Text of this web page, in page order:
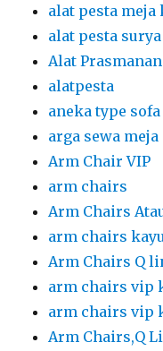
alat pesta meja
alat pesta
Alat Prasmanan
alatpesta
aneka type sofa
arga sewa meja
Arm Chair VIP
arm chairs
Arm Chairs
arm chairs
Arm Chairs Q
arm chairs vip
arm chairs vip
Arm Chairs,Q